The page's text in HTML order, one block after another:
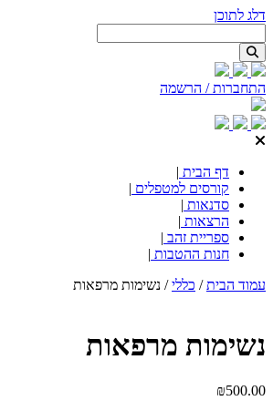
דלג לתוכן
התחברות / הרשמה
דף הבית |
קורסים למטפלים |
סדנאות |
הרצאות |
ספריית זהב |
חנות ההטבות |
עמוד הבית/ כללי/ נשימות מרפאות
נשימות מרפאות
₪500.00